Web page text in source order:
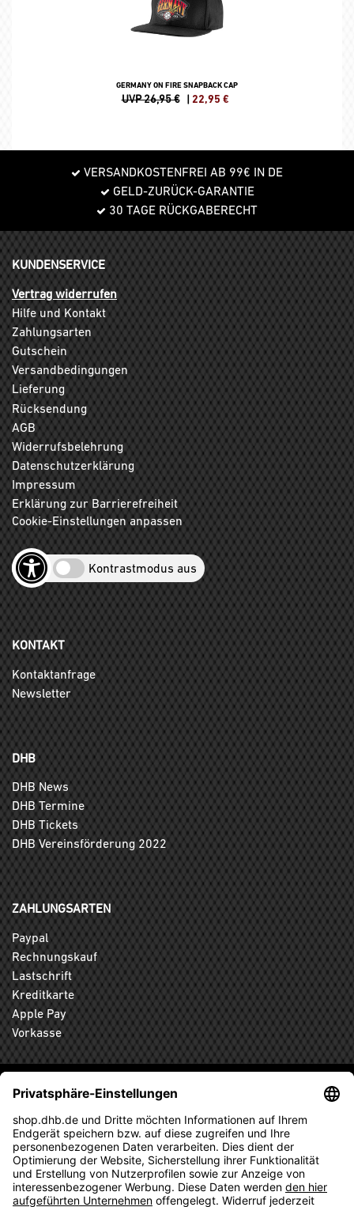
GERMANY ON FIRE SNAPBACK CAP
UVP 26,95 € | 22,95 €
VERSANDKOSTENFREI AB 99€ IN DE
GELD-ZURÜCK-GARANTIE
30 TAGE RÜCKGABERECHT
KUNDENSERVICE
Vertrag widerrufen
Hilfe und Kontakt
Zahlungsarten
Gutschein
Versandbedingungen
Lieferung
Rücksendung
AGB
Widerrufsbelehrung
Datenschutzerklärung
Impressum
Erklärung zur Barrierefreiheit
Cookie-Einstellungen anpassen
Kontrastmodus aus
KONTAKT
Kontaktanfrage
Newsletter
DHB
DHB News
DHB Termine
DHB Tickets
DHB Vereinsförderung 2022
ZAHLUNGSARTEN
Paypal
Rechnungskauf
Lastschrift
Kreditkarte
Apple Pay
Vorkasse
ABONNIEREN SIE DEN KOSTENLOSEN DHB-FANSHOP
NEWSLETTER UND VERPASSEN SIE KEINE NEUIGKEIT ODER
AKTION MEHR.
ANMELDEN